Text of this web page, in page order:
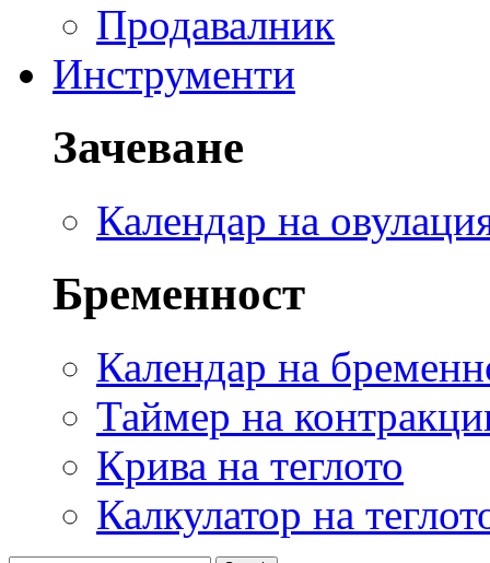
Продавалник
Инструменти
Зачеване
Календар на
Бременност
Календар на
Таймер на
Крива на теглото
Калкулатор на